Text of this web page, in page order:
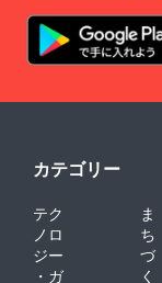
カテゴリー
テク
ノロ
ジー
・ガ
ま
ち
づ
く